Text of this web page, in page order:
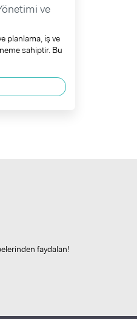
ve
planlama, iş ve
sahiptir. Bu
faydalan!